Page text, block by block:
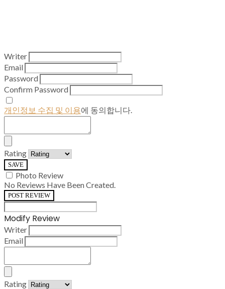
Writer
Email
Password
Confirm Password
개인정보 수집 및 이용에 동의합니다.
Rating
SAVE
Photo Review
No Reviews Have Been Created.
POST REVIEW
Modify Review
Writer
Email
Rating